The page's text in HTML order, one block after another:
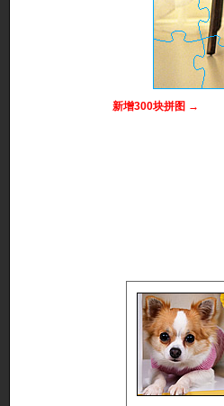
新增300块拼图 →